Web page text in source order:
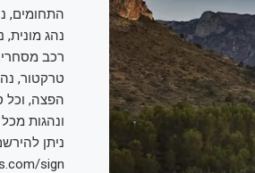
התחומים,
נהג
רכב
טרקטור,
הפצה, וכל
ונהגות
ניתן
sign/